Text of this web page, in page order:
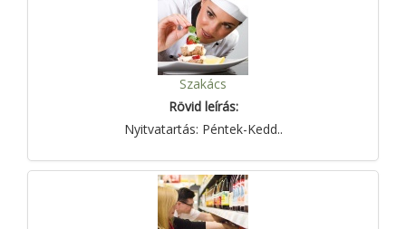
Szakács
Rövid leírás:
Nyitvatartás: Péntek-Kedd..